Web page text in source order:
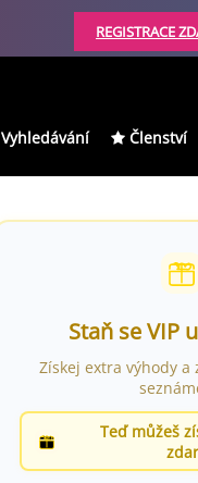
REGISTRACE
Vyhledávání Členství
Staň se VIP
Získej extra výhody a
Teď můžeš